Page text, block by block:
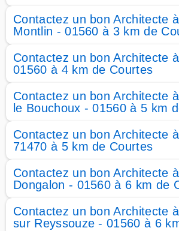
Contactez un bon Architecte
Montlin - 01560 à 3 km de
Contactez un bon Architecte
01560 à 4 km de Courtes
Contactez un bon Architecte
le Bouchoux - 01560 à 5 km
Contactez un bon Architecte
71470 à 5 km de Courtes
Contactez un bon Architecte
Dongalon - 01560 à 6 km de
Contactez un bon Architecte
sur Reyssouze - 01560 à 6